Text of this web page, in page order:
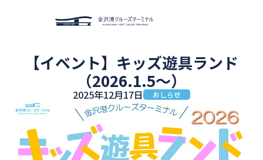
【イベント】キッズ遊具ランド
（2026.1.5～）
2025年12月17日 おしらせ
クルーズターミナルにつ
おしらせ
イベント 周辺施設
アクセス 貸スペース利用案内